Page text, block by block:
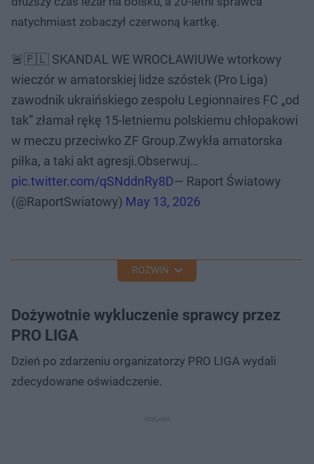
natychmiast zobaczył czerwoną kartkę.
🚨🇵🇱 SKANDAL WE WROCŁAWIUWe wtorkowy
wieczór w amatorskiej lidze szóstek (Pro Liga)
zawodnik ukraińskiego zespołu Legionnaires FC „od
tak” złamał rękę 15-letniemu polskiemu chłopakowi
w meczu przeciwko ZF Group.Zwykła amatorska
piłka, a taki akt agresji.Obserwuj…
pic.twitter.com/qSNddnRy8D— Raport Światowy
(@RaportSwiatowy) May 13, 2026
ROZWIŃ
Dożywotnie wykluczenie sprawcy przez
PRO LIGA
Dzień po zdarzeniu organizatorzy PRO LIGA wydali
zdecydowane oświadczenie.